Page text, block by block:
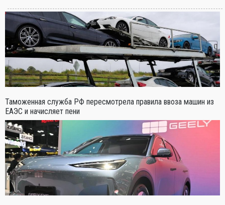
Таможенная служба РФ пересмотрела правила ввоза машин из
ЕАЭС и начисляет пени